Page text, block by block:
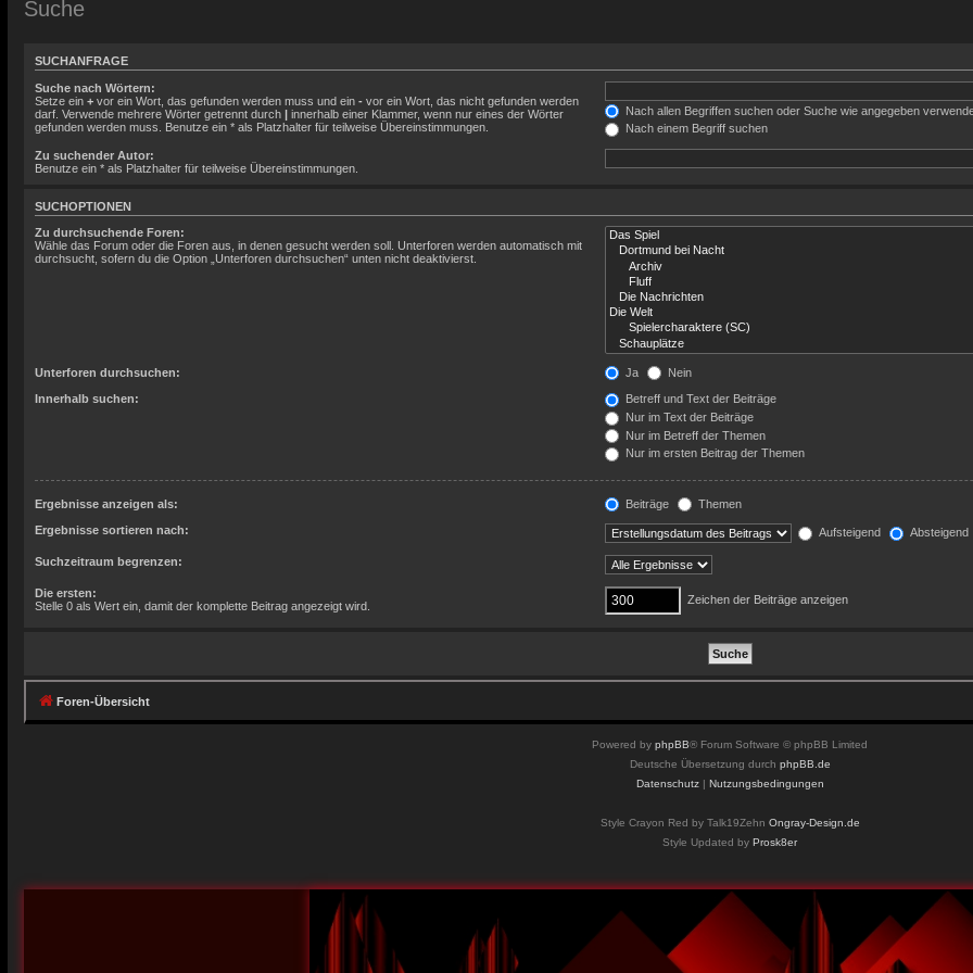
Suche
SUCHANFRAGE
Suche nach Wörtern:
Setze ein + vor ein Wort, das gefunden werden muss und ein - vor ein Wort, das nicht gefunden werden
darf. Verwende mehrere Wörter getrennt durch | innerhalb einer Klammer, wenn nur eines der Wörter
gefunden werden muss. Benutze ein * als Platzhalter für teilweise Übereinstimmungen.
Nach allen Begriffen suchen oder Suche wie angegeben
Nach einem Begriff suchen
Zu suchender Autor:
Benutze ein * als Platzhalter für teilweise Übereinstimmungen.
SUCHOPTIONEN
Zu durchsuchende Foren:
Wähle das Forum oder die Foren aus, in denen gesucht werden soll. Unterforen werden automatisch mit
durchsucht, sofern du die Option „Unterforen durchsuchen“ unten nicht deaktivierst.
Unterforen durchsuchen: Ja Nein
Innerhalb suchen:
Betreff und Text der Beiträge
Nur im Text der Beiträge
Nur im Betreff der Themen
Nur im ersten Beitrag der Themen
Ergebnisse anzeigen als: Beiträge Themen
Ergebnisse sortieren nach: Aufsteigend Absteigend
Suchzeitraum begrenzen:
Die ersten:
Stelle 0 als Wert ein, damit der komplette Beitrag angezeigt wird.
Zeichen der Beiträge anzeigen
Foren-Übersicht
Powered by phpBB® Forum Software © phpBB Limited
Deutsche Übersetzung durch phpBB.de
Datenschutz| Nutzungsbedingungen
Style Crayon Red by Talk19Zehn Ongray-Design.de
Style Updated by Prosk8er